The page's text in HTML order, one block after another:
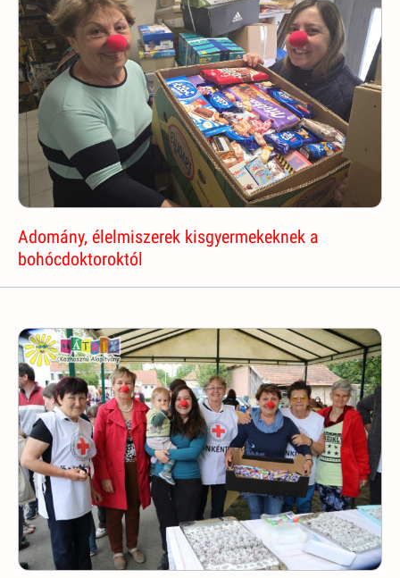
Adomány, élelmiszerek kisgyermekeknek a
bohócdoktoroktól